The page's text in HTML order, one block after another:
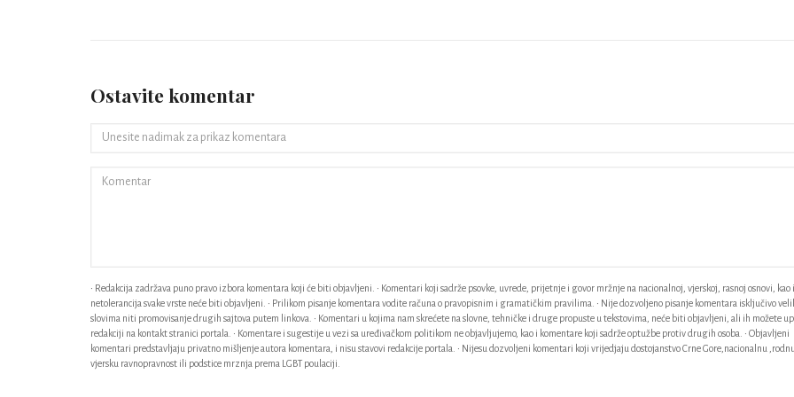
Ostavite komentar
• Redakcija zadržava puno pravo izbora komentara koji će biti objavljeni. • Komentari koji sadrže psovke, uvrede, prijetnje i govor mržnje na nacionalnoj, vjerskoj, rasnoj osnovi, kao i
netolerancija svake vrste neće biti objavljeni. • Prilikom pisanje komentara vodite računa o pravopisnim i gramatičkim pravilima. • Nije dozvoljeno pisanje komentara isključivo
slovima niti promovisanje drugih sajtova putem linkova. • Komentari u kojima nam skrećete na slovne, tehničke i druge propuste u tekstovima, neće biti objavljeni, ali ih možete
redakciji na kontakt stranici portala. • Komentare i sugestije u vezi sa uređivačkom politikom ne objavljujemo, kao i komentare koji sadrže optužbe protiv drugih osoba. • Objavljeni
komentari predstavljaju privatno mišljenje autora komentara, i nisu stavovi redakcije portala. • Nijesu dozvoljeni komentari koji vrijedjaju dostojanstvo Crne Gore,nacionalnu
vjersku ravnopravnost ili podstice mrznja prema LGBT poulaciji.